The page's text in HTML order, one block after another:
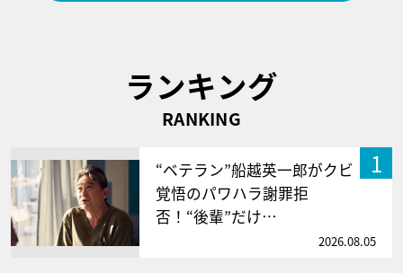
ランキング
RANKING
1
“ベテラン”船越英一郎がクビ
覚悟のパワハラ謝罪拒
否！“後輩”だけ…
2026.08.05